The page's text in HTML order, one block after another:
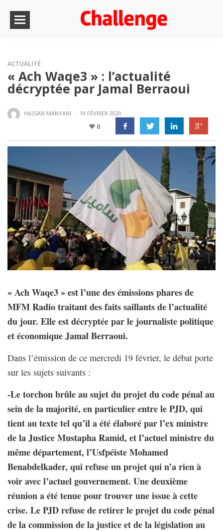
ACTUALITÉ
« Ach Waqe3 » : l’actualité
décryptée par Jamal Berraoui
HASSAN MANYANI · 19 FÉVRIER 2020
0
« Ach Waqe3 » est l’une des émissions phares de
MFM Radio traitant des faits saillants de l’actualité
du jour. Elle est décryptée par le journaliste politique
et économique Jamal Berraoui.
Dans l’émission de ce mercredi 19 février, le débat porte
sur les sujets suivants :
-Le torchon brûle au sujet du projet du code pénal au
sein de la majorité, en particulier entre le PJD, qui
tient au texte tel qu’il a été élaboré par l’ex ministre
de la Justice Mustapha Ramid, et l’actuel ministre du
même département, l’Usfpéiste Mohamed
Benabdelkader, qui refuse un projet qui n’a rien à
voir avec l’actuel gouvernement. Une deuxième
réunion a été tenue pour trouver une issue à cette
crise. Le PJD refuse de retirer le projet du code pénal
de la commission de la justice et de la législation au